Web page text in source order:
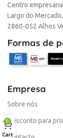
Centro
Largo do
2860-052 Alhos
Formas de
Empresa
Sobre nós
Desconto para
0
Cart